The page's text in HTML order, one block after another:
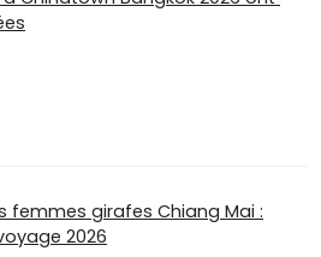
femmes girafes Chiang Mai :
2026